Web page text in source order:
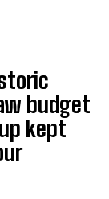
budget
kept